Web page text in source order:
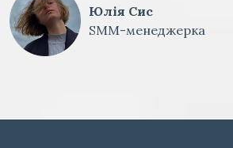
Юлія Сис
SMM-менеджерка